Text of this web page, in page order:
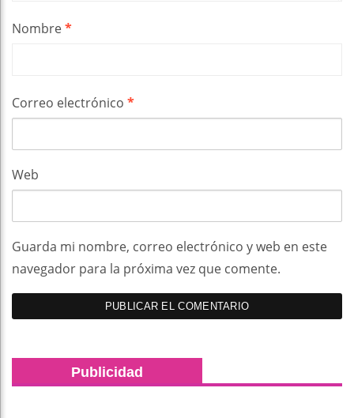
Nombre*
Correo electrónico *
Web
Guarda mi nombre, correo electrónico y web en este
navegador para la próxima vez que comente.
Publicidad